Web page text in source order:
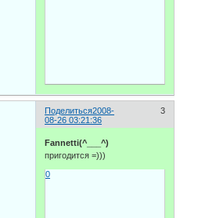
Поделиться 3
2008-
08-26 03:21:36
Fannetti(^___^)
пригодится =)))
0